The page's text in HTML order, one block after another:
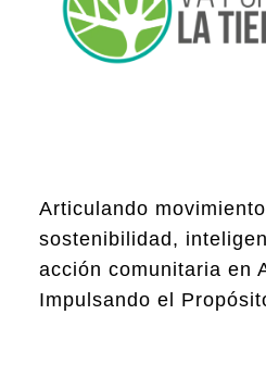
Articulando
sostenibilidad,
acción comunitaria en
Impulsando el